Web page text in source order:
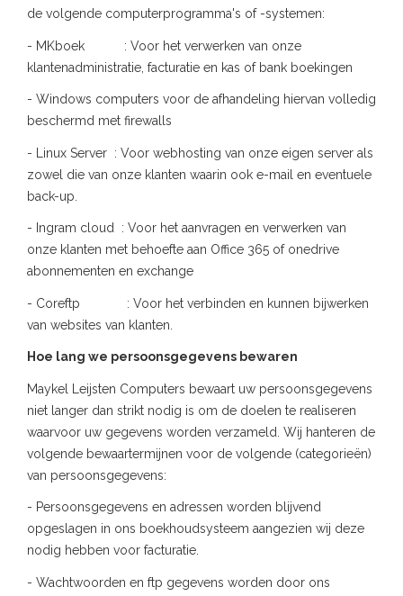
de volgende computerprogramma's of -systemen:
- MKboek : Voor het verwerken van onze
klantenadministratie, facturatie en kas of bank boekingen
- Windows computers voor de afhandeling hiervan volledig
beschermd met firewalls
- Linux Server : Voor webhosting van onze eigen server als
zowel die van onze klanten waarin ook e-mail en eventuele
back-up.
- Ingram cloud : Voor het aanvragen en verwerken van
onze klanten met behoefte aan Office 365 of onedrive
abonnementen en exchange
- Coreftp : Voor het verbinden en kunnen bijwerken
van websites van klanten.
Hoe lang we persoonsgegevens bewaren
Maykel Leijsten Computers bewaart uw persoonsgegevens
niet langer dan strikt nodig is om de doelen te realiseren
waarvoor uw gegevens worden verzameld. Wij hanteren de
volgende bewaartermijnen voor de volgende (categorieën)
van persoonsgegevens:
- Persoonsgegevens en adressen worden blijvend
opgeslagen in ons boekhoudsysteem aangezien wij deze
nodig hebben voor facturatie.
- Wachtwoorden en ftp gegevens worden door ons